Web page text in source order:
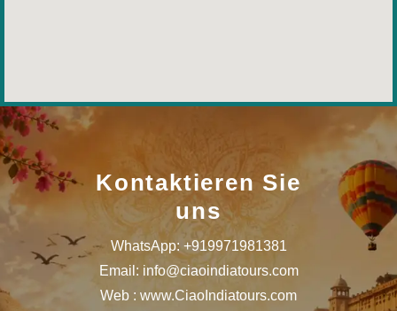
Kontaktieren Sie
uns
WhatsApp: +919971981381
Email: info@ciaoindiatours.com
Web : www.CiaoIndiatours.com